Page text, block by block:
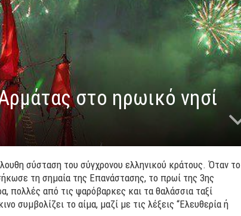
στο ηρωικό νησί
σύσταση του σύγχρονου ελληνικού κράτους. Όταν το
τη σημαία της Επανάστασης, το πρωί της 3ης
πολλές από τις ψαρόβαρκες και τα θαλάσσια ταξί
συμβολίζει το αίμα, μαζί με τις λέξεις “Ελευθερία ή